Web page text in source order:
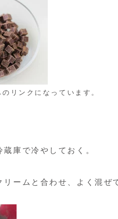
リンクになっています。
庫で冷やしておく。
リームと合わせ、よく混ぜ